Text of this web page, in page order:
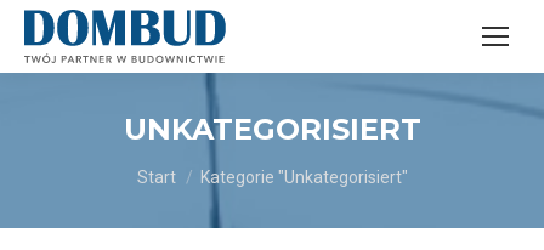
UNKATEGORISIERT
Sie befinden sich hier:
Start Kategorie "Unkategorisiert"